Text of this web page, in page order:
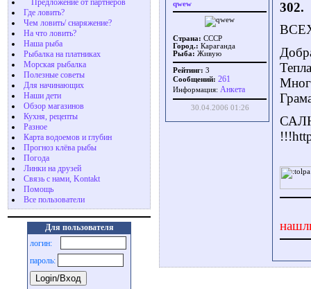
Предложение от партнеров
Где ловить?
Чем ловить/ снаряжение?
На что ловить?
Наша рыба
Рыбалка на платниках
Морская рыбалка
Полезные советы
Для начинающих
Наши дети
Обзор магазинов
Кухня, рецепты
Разное
Карта водоемов и глубин
Прогноз клёва рыбы
Погода
Линки на друзей
Связь с нами, Kontakt
Помощь
Все пользователи
Для пользователя
логин:
пароль:
qwew
Страна: СССР
Город.: Караганда
Рыба: Живую
Рейтинг: 3
Сообщений: 261
Информация: Aнкета
30.04.2006 01:26
302.